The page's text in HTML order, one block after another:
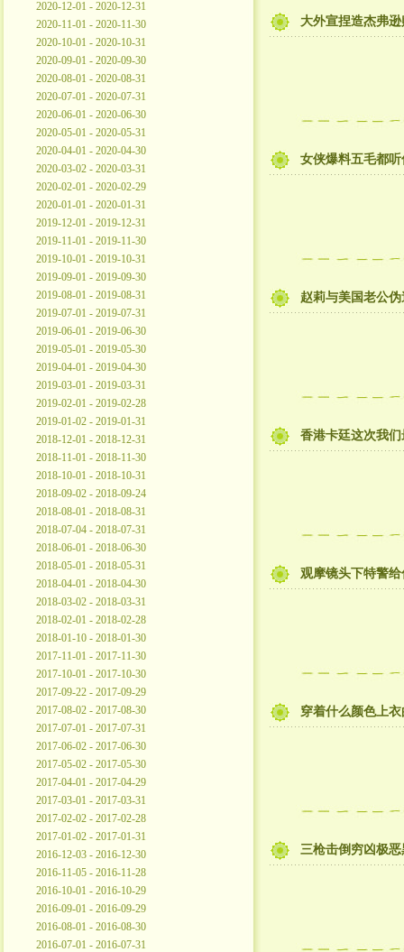
2020-12-01 - 2020-12-31
2020-11-01 - 2020-11-30
2020-10-01 - 2020-10-31
2020-09-01 - 2020-09-30
2020-08-01 - 2020-08-31
2020-07-01 - 2020-07-31
2020-06-01 - 2020-06-30
2020-05-01 - 2020-05-31
2020-04-01 - 2020-04-30
2020-03-02 - 2020-03-31
2020-02-01 - 2020-02-29
2020-01-01 - 2020-01-31
2019-12-01 - 2019-12-31
2019-11-01 - 2019-11-30
2019-10-01 - 2019-10-31
2019-09-01 - 2019-09-30
2019-08-01 - 2019-08-31
2019-07-01 - 2019-07-31
2019-06-01 - 2019-06-30
2019-05-01 - 2019-05-30
2019-04-01 - 2019-04-30
2019-03-01 - 2019-03-31
2019-02-01 - 2019-02-28
2019-01-02 - 2019-01-31
2018-12-01 - 2018-12-31
2018-11-01 - 2018-11-30
2018-10-01 - 2018-10-31
2018-09-02 - 2018-09-24
2018-08-01 - 2018-08-31
2018-07-04 - 2018-07-31
2018-06-01 - 2018-06-30
2018-05-01 - 2018-05-31
2018-04-01 - 2018-04-30
2018-03-02 - 2018-03-31
2018-02-01 - 2018-02-28
2018-01-10 - 2018-01-30
2017-11-01 - 2017-11-30
2017-10-01 - 2017-10-30
2017-09-22 - 2017-09-29
2017-08-02 - 2017-08-30
2017-07-01 - 2017-07-31
2017-06-02 - 2017-06-30
2017-05-02 - 2017-05-30
2017-04-01 - 2017-04-29
2017-03-01 - 2017-03-31
2017-02-02 - 2017-02-28
2017-01-02 - 2017-01-31
2016-12-03 - 2016-12-30
2016-11-05 - 2016-11-28
2016-10-01 - 2016-10-29
2016-09-01 - 2016-09-29
2016-08-01 - 2016-08-30
2016-07-01 - 2016-07-31
大外宣捏造杰弗
女侠爆料五毛都
赵莉与美国老公
香港卡廷这次我
观摩镜头下特警
穿着什么颜色上
三枪击倒穷凶极